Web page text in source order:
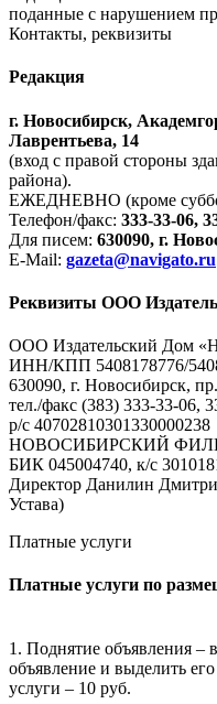
поданные с нарушением
Контакты, реквизиты
Редакция
г. Новосибирск,
Лаврентьева, 14
(вход с правой стороны
района).
ЕЖЕДНЕВНО (кроме
Телефон/факс: 333-33-06,
Для писем: 630090, г.
E-Mail: gazeta@navigato.ru
Реквизиты ООО
ООО Издательский Дом
ИНН/КПП 5408178776/
630090, г. Новосибирск,
тел./факс (383) 333-33-06,
р/с 40702810301330000238
НОВОСИБИРСКИЙ
БИК 045004740, к/с
Директор Данилин
Устава)
Платные услуги
Платные услуги по
1. Поднятие объявления –
объявление и выделить
услуги – 10 руб.